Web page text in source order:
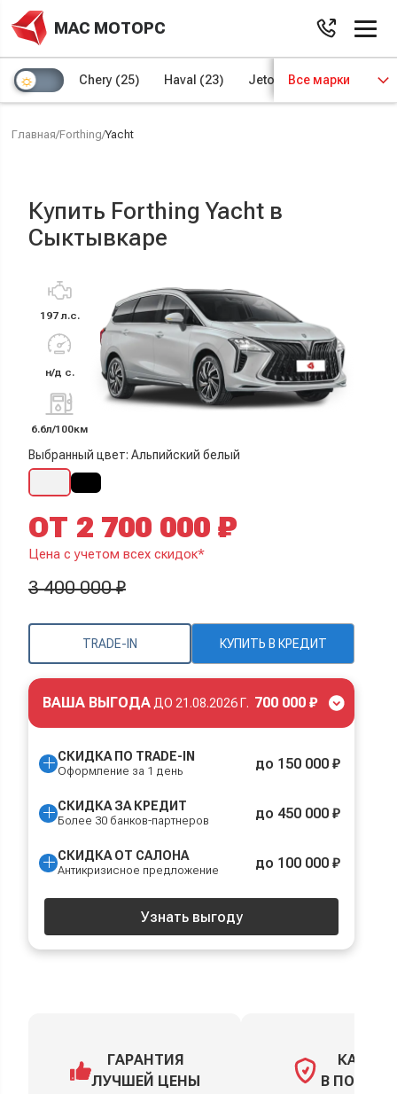
МАС МОТОРС
Chery (25) Haval (23) Jetour (8) Kaiyi (4)
Все марки
Главная/Forthing/Yacht
Купить Forthing Yacht в
Сыктывкаре
197 л.с.
н/д с.
6.6л/100км
Выбранный цвет: Альпийский белый
TRADE-IN КУПИТЬ В КРЕДИТ
ОТ 2 700 000 ₽
Цена с учетом всех скидок*
3 400 000 ₽
ВАША ВЫГОДА ДО 21.08.2026 Г. 700 000 ₽
СКИДКА ПО TRADE-IN
Оформление за 1 день до 150 000 ₽
СКИДКА ЗА КРЕДИТ
Более 30 банков-партнеров до 450 000 ₽
СКИДКА ОТ САЛОНА
Антикризисное предложение до 100 000 ₽
Узнать выгоду
ГАРАНТИЯ
ЛУЧШЕЙ ЦЕНЫ
КАСКО
В